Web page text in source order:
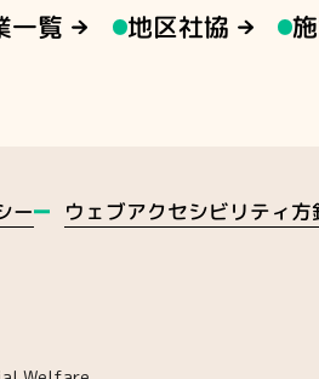
一覧 地区社協
ー ウェブアクセシビリティ方